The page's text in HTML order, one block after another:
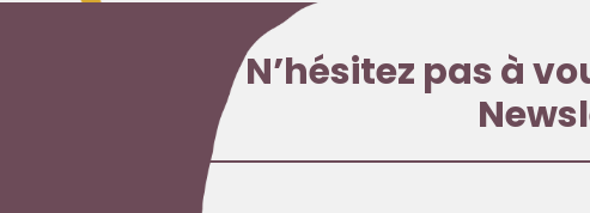
N’hésitez pas à